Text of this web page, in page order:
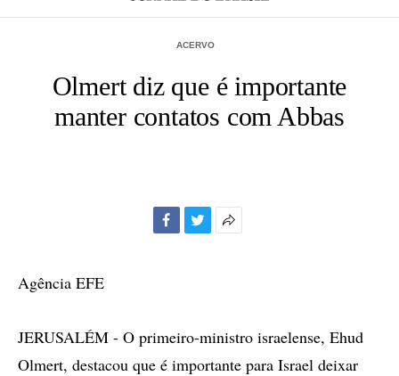
ACERVO
Olmert diz que é importante
manter contatos com Abbas
Agência EFE
JERUSALÉM - O primeiro-ministro israelense, Ehud
Olmert, destacou que é importante para Israel deixar